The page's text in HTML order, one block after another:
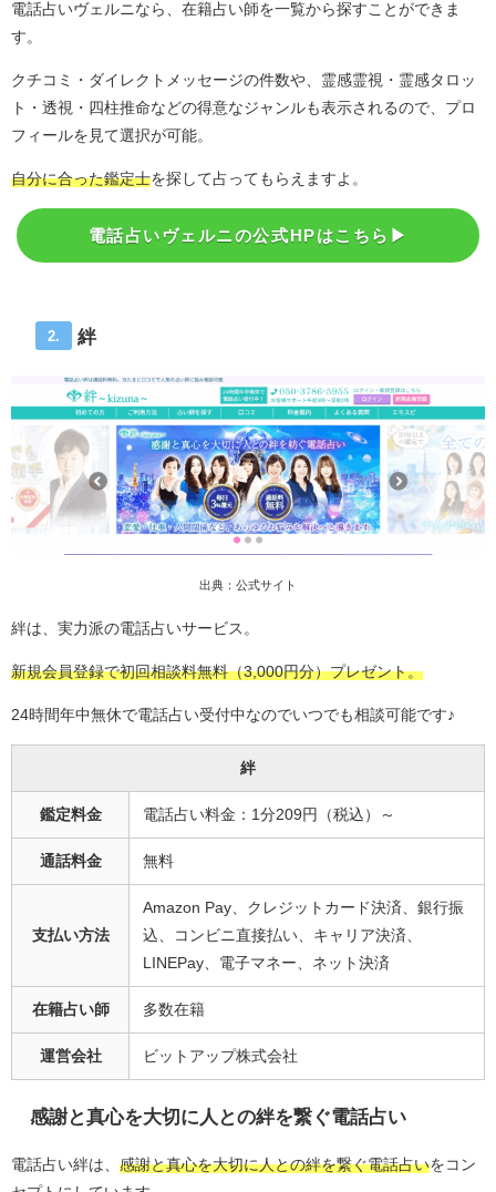
電話占いヴェルニなら、在籍占い師を一覧から探すことができま
す。
クチコミ・ダイレクトメッセージの件数や、霊感霊視・霊感タロッ
ト・透視・四柱推命などの得意なジャンルも表示されるので、プロ
フィールを見て選択が可能。
自分に合った鑑定士を探して占ってもらえますよ。
電話占いヴェルニの公式HPはこちら▶︎
2. 絆
出典：公式サイト
絆は、実力派の電話占いサービス。
新規会員登録で初回相談料無料（3,000円分）プレゼント。
24時間年中無休で電話占い受付中なのでいつでも相談可能です♪
絆
鑑定料金 電話占い料金：1分209円（税込）～
通話料金 無料
支払い方法
Amazon Pay、クレジットカード決済、銀行振
込、コンビニ直接払い、キャリア決済、
LINEPay、電子マネー、ネット決済
在籍占い師 多数在籍
運営会社 ビットアップ株式会社
感謝と真心を大切に人との絆を繋ぐ電話占い
電話占い絆は、 感謝と真心を大切に人との絆を繋ぐ電話占いをコン